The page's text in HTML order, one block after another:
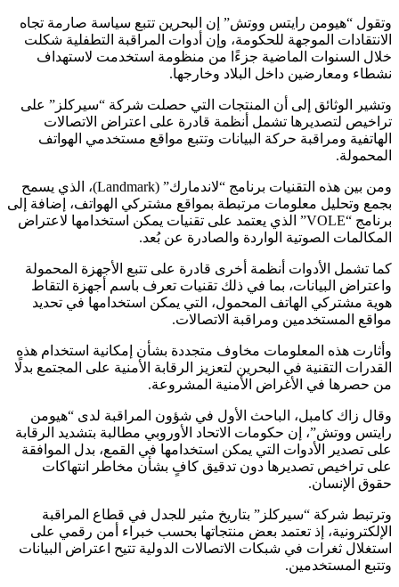
وتقول “هيومن رايتس ووتش” إن البحرين تتبع سياسة صارمة تجاه
الانتقادات الموجهة للحكومة، وإن أدوات المراقبة التطفلية شكلت
خلال السنوات الماضية جزءًا من منظومة استخدمت لاستهداف
نشطاء ومعارضين داخل البلاد وخارجها.
وتشير الوثائق إلى أن المنتجات التي حصلت شركة “سيركلز” على
تراخيص لتصديرها تشمل أنظمة قادرة على اعتراض الاتصالات
الهاتفية ومراقبة حركة البيانات وتتبع مواقع مستخدمي الهواتف
المحمولة.
ومن بين هذه التقنيات برنامج “لاندمارك” (Landmark)، الذي يسمح
بجمع وتحليل معلومات مرتبطة بمواقع مشتركي الهواتف، إضافة إلى
برنامج “VOLE” الذي يعتمد على تقنيات يمكن استخدامها لاعتراض
المكالمات الصوتية الواردة والصادرة عن بُعد.
كما تشمل الأدوات أنظمة أخرى قادرة على تتبع الأجهزة المحمولة
واعتراض البيانات، بما في ذلك تقنيات تعرف باسم أجهزة التقاط
هوية مشتركي الهاتف المحمول، التي يمكن استخدامها في تحديد
مواقع المستخدمين ومراقبة الاتصالات.
وأثارت هذه المعلومات مخاوف متجددة بشأن إمكانية استخدام هذه
القدرات التقنية في البحرين لتعزيز الرقابة الأمنية على المجتمع بدلًا
من حصرها في الأغراض الأمنية المشروعة.
وقال زاك كامبل، الباحث الأول في شؤون المراقبة لدى “هيومن
رايتس ووتش”، إن حكومات الاتحاد الأوروبي مطالبة بتشديد الرقابة
على تصدير الأدوات التي يمكن استخدامها في القمع، بدل الموافقة
على تراخيص تصديرها دون تدقيق كافٍ بشأن مخاطر انتهاكات
حقوق الإنسان.
وترتبط شركة “سيركلز” بتاريخ مثير للجدل في قطاع المراقبة
الإلكترونية، إذ تعتمد بعض منتجاتها بحسب خبراء أمن رقمي على
استغلال ثغرات في شبكات الاتصالات الدولية تتيح اعتراض البيانات
وتتبع المستخدمين.